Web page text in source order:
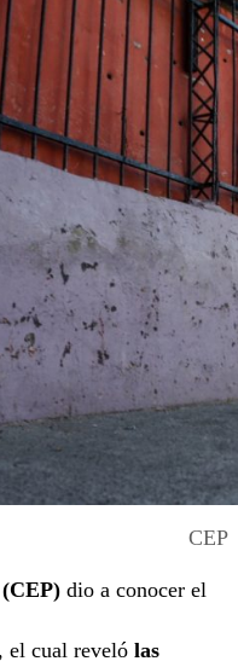
CEP
dio a conocer el
el cual reveló las